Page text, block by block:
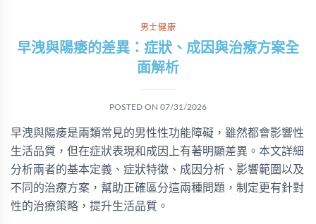
男士健康
早洩與陽痿的差異：症狀、成因與治療方案全
面解析
POSTED ON 07/31/2026
早洩與陽痿是兩類常見的男性性功能障礙，雖然都會影響性
生活品質，但在症狀表現和成因上有著明顯差異。本文詳細
分析兩者的基本定義、症狀特徵、成因分析、影響範圍以及
不同的治療方案，幫助正確區分這兩種問題，制定更有針對
性的治療策略，提升生活品質。